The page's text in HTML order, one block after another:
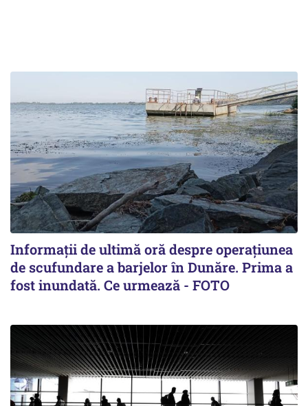
Informații de ultimă oră despre operațiunea
de scufundare a barjelor în Dunăre. Prima a
fost inundată. Ce urmează - FOTO